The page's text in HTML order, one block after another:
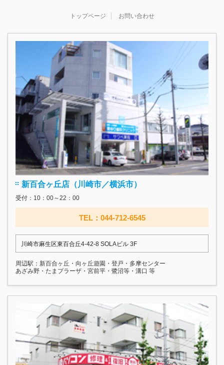
トップページ お問い合わせ
新百合ヶ丘店（川崎市／横浜市）
受付：10：00～22：00
TEL：044-712-6545
川崎市麻生区東百合丘4-42-8 SOLAビル 3F
周辺駅：新百合ヶ丘・向ヶ丘遊園・登戸・多摩センター
あざみ野・たまプラーザ・宮前平・鷺沼等・溝口 等